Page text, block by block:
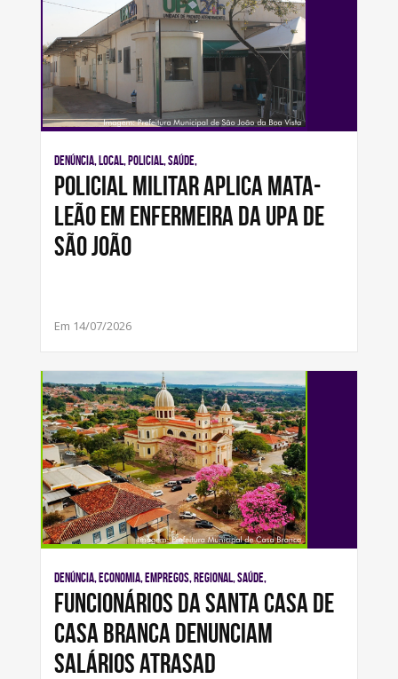
Denúncia, Local, Policial, Saúde,
Policial militar aplica mata-
leão em enfermeira da UPA de
São João
Em 14/07/2026
Denúncia, Economia, Empregos, Regional, Saúde,
Funcionários da Santa Casa de
Casa Branca denunciam
salários atrasad